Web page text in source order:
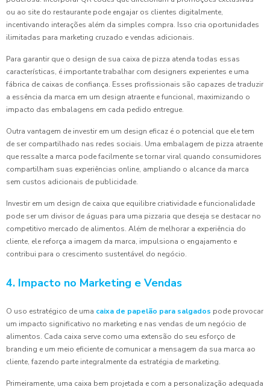
ou ao site do restaurante pode engajar os clientes digitalmente,
incentivando interações além da simples compra. Isso cria oportunidades
ilimitadas para marketing cruzado e vendas adicionais.
Para garantir que o design de sua caixa de pizza atenda todas essas
características, é importante trabalhar com designers experientes e uma
fábrica de caixas de confiança. Esses profissionais são capazes de traduzir
a essência da marca em um design atraente e funcional, maximizando o
impacto das embalagens em cada pedido entregue.
Outra vantagem de investir em um design eficaz é o potencial que ele tem
de ser compartilhado nas redes sociais. Uma embalagem de pizza atraente
que ressalte a marca pode facilmente se tornar viral quando consumidores
compartilham suas experiências online, ampliando o alcance da marca
sem custos adicionais de publicidade.
Investir em um design de caixa que equilibre criatividade e funcionalidade
pode ser um divisor de águas para uma pizzaria que deseja se destacar no
competitivo mercado de alimentos. Além de melhorar a experiência do
cliente, ele reforça a imagem da marca, impulsiona o engajamento e
contribui para o crescimento sustentável do negócio.
4. Impacto no Marketing e Vendas
O uso estratégico de uma caixa de papelão para salgados pode provocar
um impacto significativo no marketing e nas vendas de um negócio de
alimentos. Cada caixa serve como uma extensão do seu esforço de
branding e um meio eficiente de comunicar a mensagem da sua marca ao
cliente, fazendo parte integralmente da estratégia de marketing.
Primeiramente, uma caixa bem projetada e com a personalização adequada